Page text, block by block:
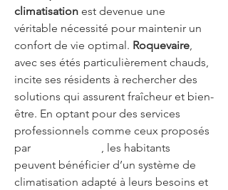
climatisation est devenue une
véritable nécessité pour maintenir un
confort de vie optimal. Roquevaire,
avec ses étés particulièrement chauds,
incite ses résidents à rechercher des
solutions qui assurent fraîcheur et bien-
être. En optant pour des services
professionnels comme ceux proposés
par
, les habitants
peuvent bénéficier d’un système de
climatisation adapté à leurs besoins et